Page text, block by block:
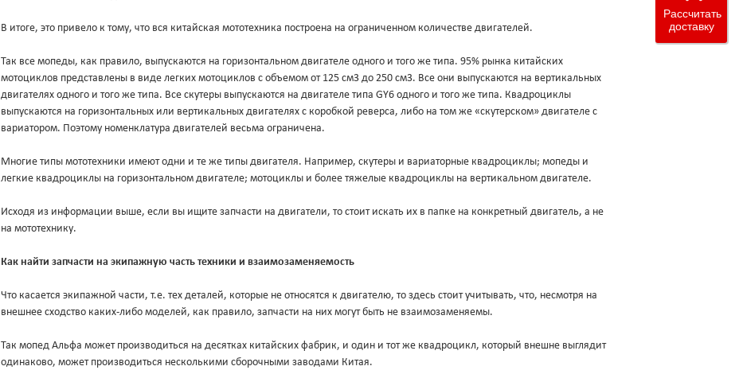
В итоге, это привело к тому, что вся китайская мототехника построена на ограниченном количестве двигателей.
Так все мопеды, как правило, выпускаются на горизонтальном двигателе одного и того же типа. 95% рынка китайских
мотоциклов представлены в виде легких мотоциклов с объемом от 125 см3 до 250 см3. Все они выпускаются на вертикальных
двигателях одного и того же типа. Все скутеры выпускаются на двигателе типа GY6 одного и того же типа. Квадроциклы
выпускаются на горизонтальных или вертикальных двигателях с коробкой реверса, либо на том же «скутерском» двигателе с
вариатором. Поэтому номенклатура двигателей весьма ограничена.
Многие типы мототехники имеют одни и те же типы двигателя. Например, скутеры и вариаторные квадроциклы; мопеды и
легкие квадроциклы на горизонтальном двигателе; мотоциклы и более тяжелые квадроциклы на вертикальном двигателе.
Исходя из информации выше, если вы ищите запчасти на двигатели, то стоит искать их в папке на конкретный двигатель, а не
на мототехнику.
Как найти запчасти на экипажную часть техники и взаимозаменяемость
Что касается экипажной части, т.е. тех деталей, которые не относятся к двигателю, то здесь стоит учитывать, что, несмотря на
внешнее сходство каких-либо моделей, как правило, запчасти на них могут быть не взаимозаменяемы.
Так мопед Альфа может производиться на десятках китайских фабрик, и один и тот же квадроцикл, который внешне выглядит
одинаково, может производиться несколькими сборочными заводами Китая.
Рассчитать
доставку